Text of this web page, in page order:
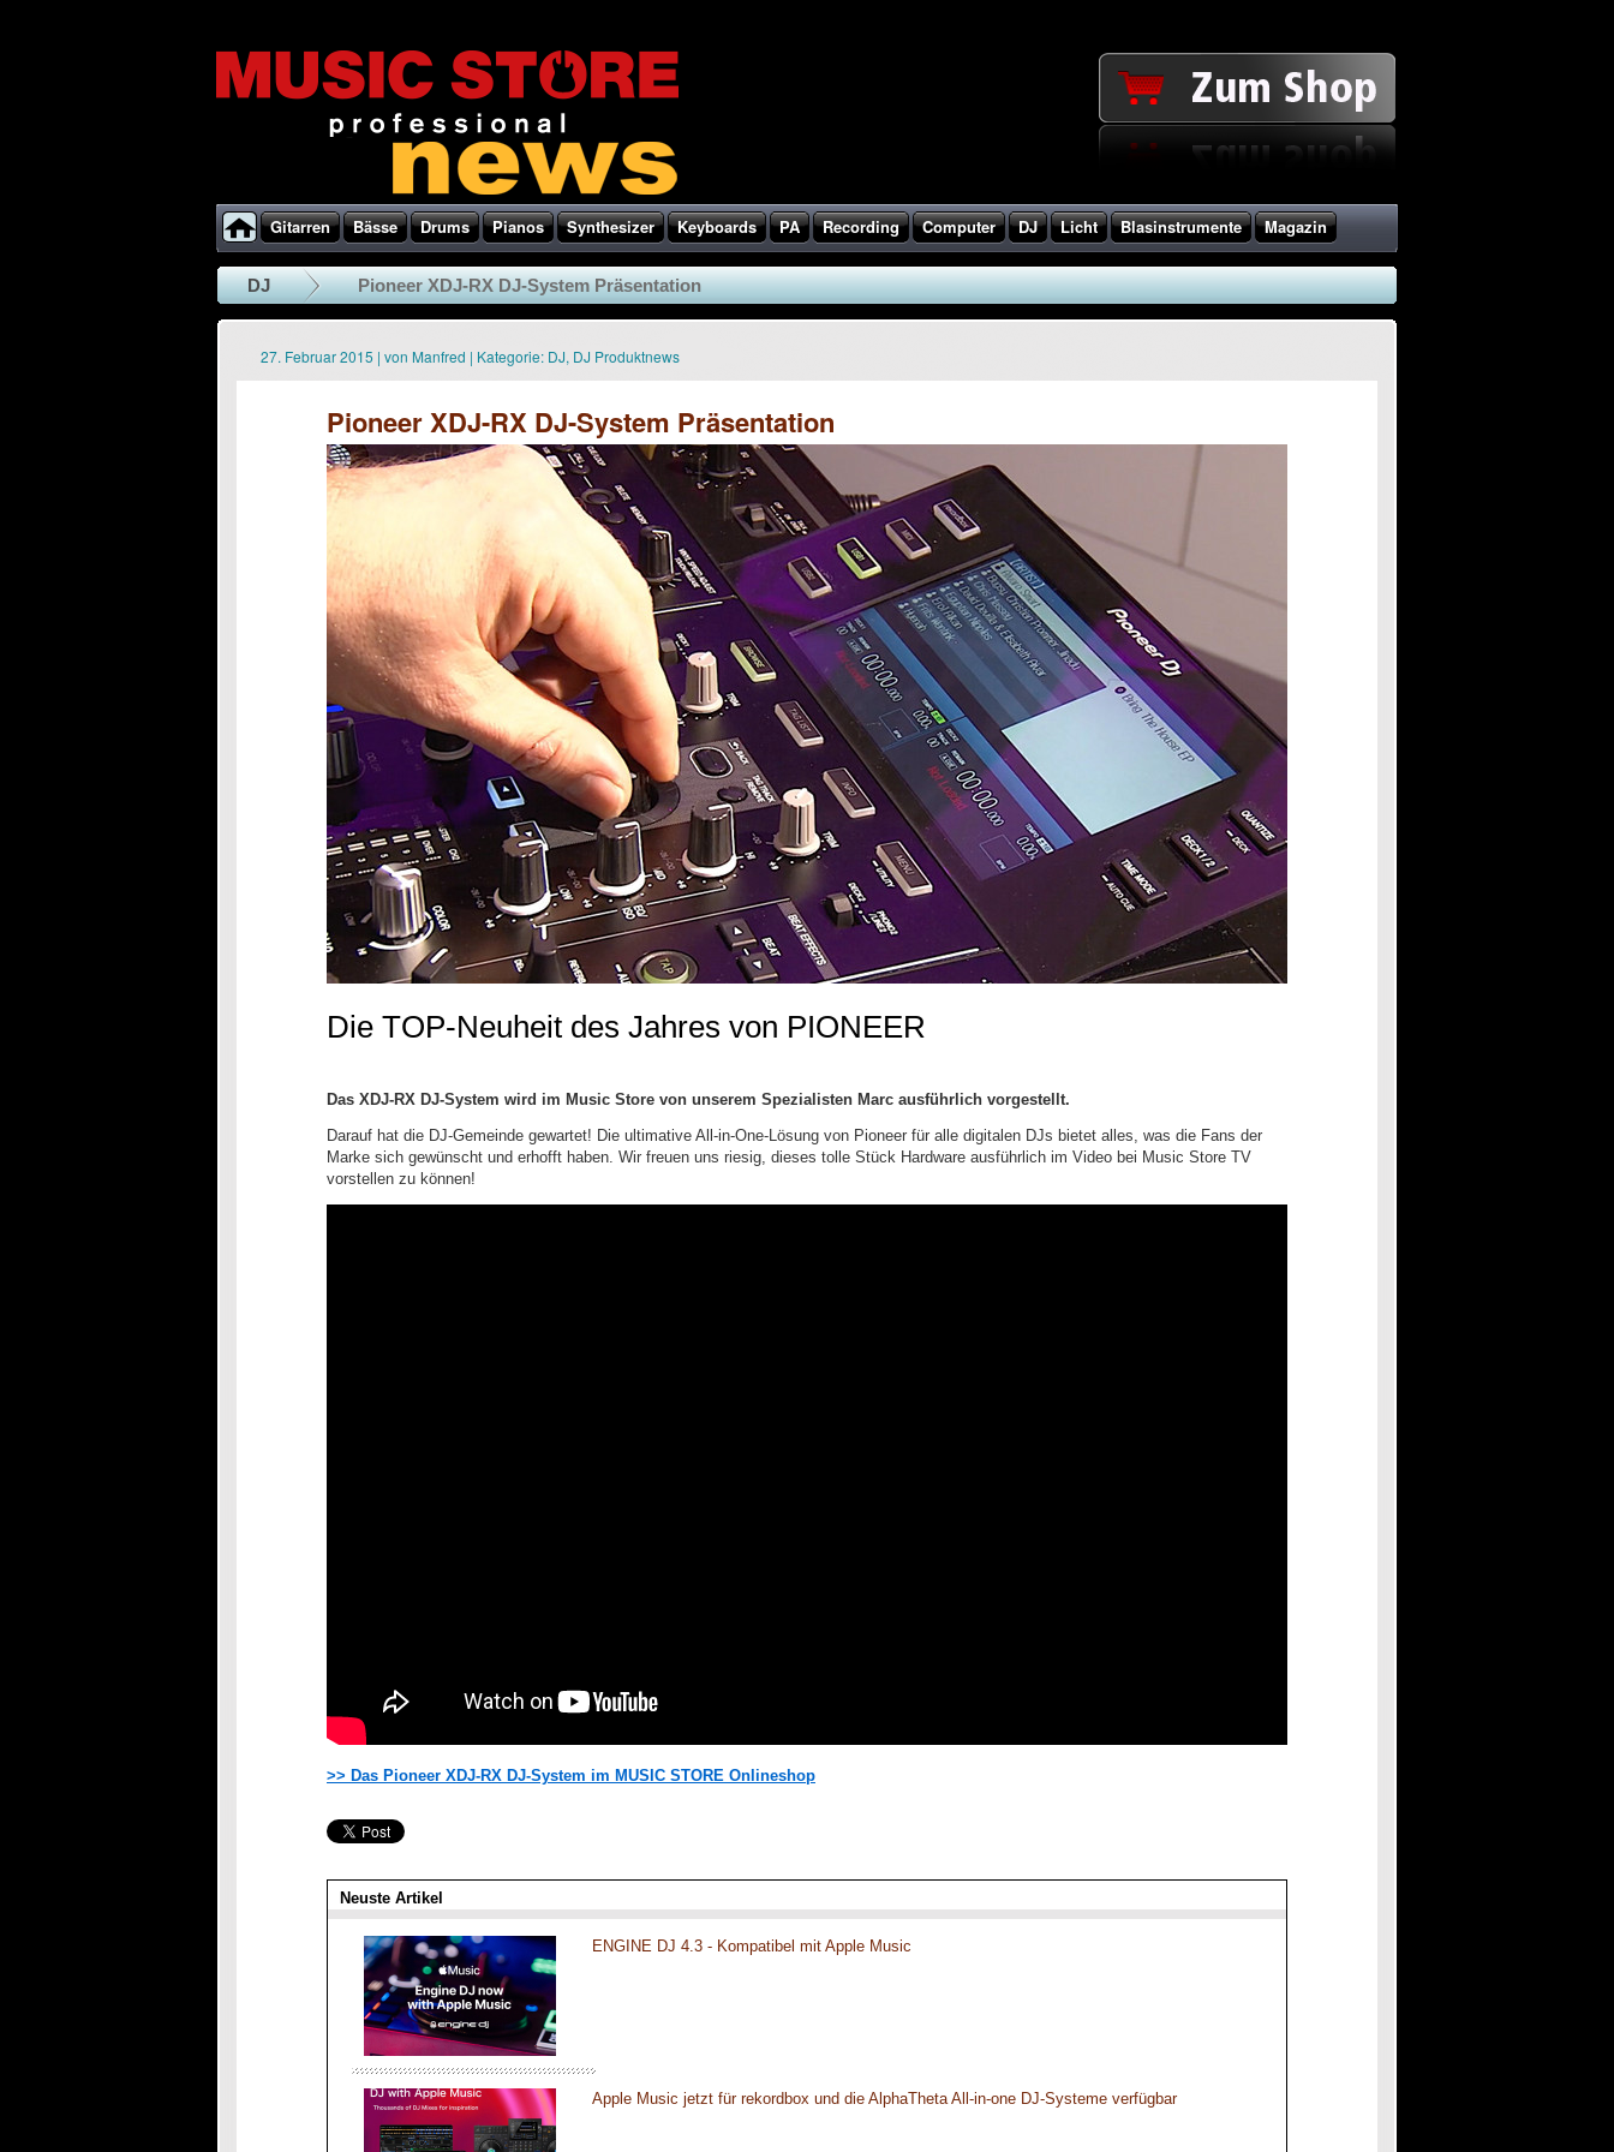
Gitarren Bässe Drums Pianos Synthesizer Keyboards PA Recording Computer DJ Licht Blasinstrumente Magazin
DJ Pioneer XDJ-RX DJ-System Präsentation
27. Februar 2015 | von Manfred | Kategorie: DJ, DJ Produktnews
Pioneer XDJ-RX DJ-System Präsentation
Die TOP-Neuheit des Jahres von PIONEER
Das XDJ-RX DJ-System wird im Music Store von unserem Spezialisten Marc ausführlich vorgestellt.
Darauf hat die DJ-Gemeinde gewartet! Die ultimative All-in-One-Lösung von Pioneer für alle digitalen DJs bietet alles, was die Fans der
Marke sich gewünscht und erhofft haben. Wir freuen uns riesig, dieses tolle Stück Hardware ausführlich im Video bei Music Store TV
vorstellen zu können!
>> Das Pioneer XDJ-RX DJ-System im MUSIC STORE Onlineshop
Neuste Artikel
ENGINE DJ 4.3 - Kompatibel mit Apple Music
Apple Music jetzt für rekordbox und die AlphaTheta All-in-one DJ-Systeme verfügbar